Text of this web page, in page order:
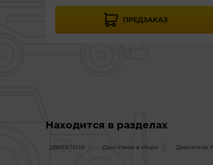
ПРЕДЗАКАЗ
Находится в разделах
ДВИГАТЕЛИ Двигатели в сборе Двигатели